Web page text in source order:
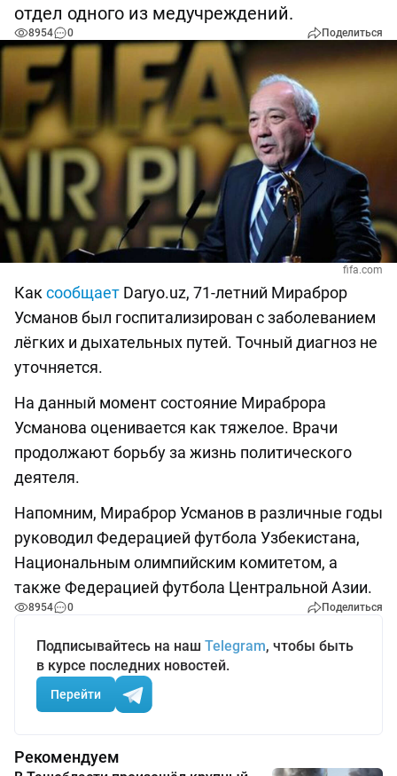
отдел одного из медучреждений.
8954 0 Поделиться
fifa.com
Каксообщает Daryo.uz, 71-летний Мираброр
Усманов был госпитализирован с заболеванием
лёгких и дыхательных путей. Точный диагноз не
уточняется.
На данный момент состояние Мираброра
Усманова оценивается как тяжелое. Врачи
продолжают борьбу за жизнь политического
деятеля.
Напомним, Мираброр Усманов в различные годы
руководил Федерацией футбола Узбекистана,
Национальным олимпийским комитетом, а
также Федерацией футбола Центральной Азии.
8954 0 Поделиться
Подписывайтесь на наш Telegram, чтобы быть
в курсе последних новостей.
Перейти
Рекомендуем